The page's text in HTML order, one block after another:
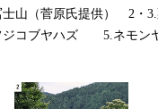
士山（菅原氏提供） 2・
ジコブヤハズ 5.ネモン